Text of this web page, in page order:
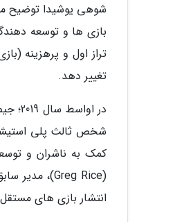
تغییر دهد.
شخص ثالث پلی
کمک به ناشران و
انتشار بازی های